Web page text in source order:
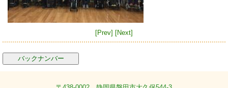
[Prev] [Next]
バックナンバー